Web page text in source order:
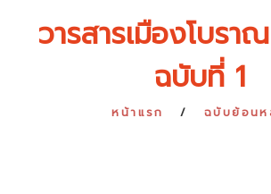
วารสารเมืองโบร
ฉบับที่ 1
หน้าแรก ฉบับย้อนห